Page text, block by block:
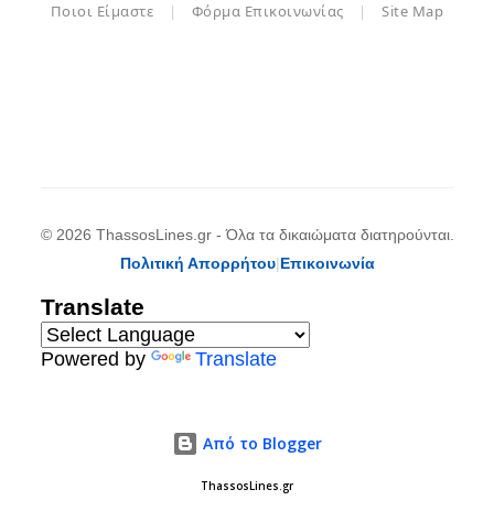
Ποιοι Είμαστε | Φόρμα Επικοινωνίας | Site Map
© 2026 ThassosLines.gr - Όλα τα δικαιώματα διατηρούνται.
Πολιτική Απορρήτου|Επικοινωνία
Translate
Powered by Translate
Από το Blogger
ThassosLines.gr